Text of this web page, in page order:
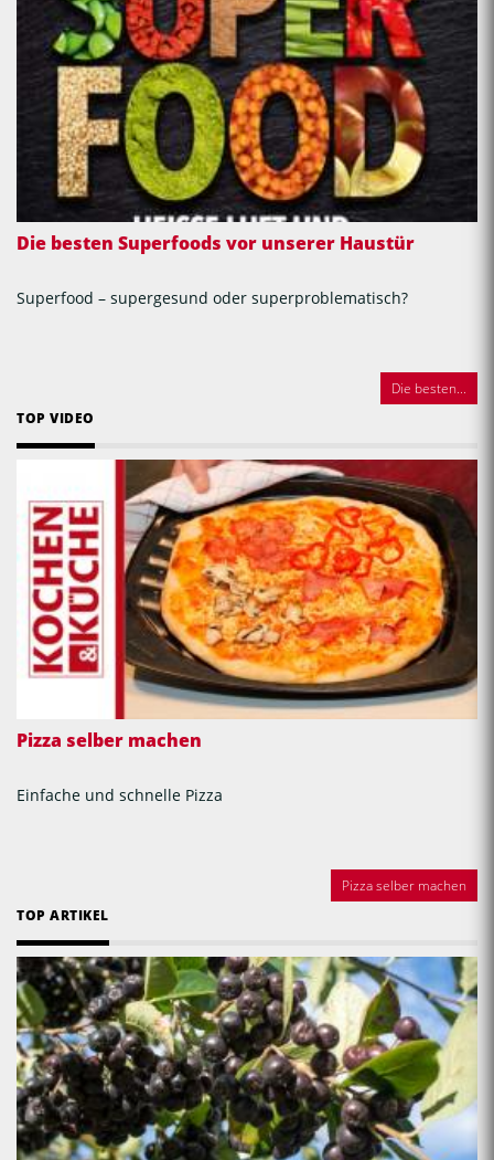
Die besten Superfoods vor unserer Haustür
Superfood – supergesund oder superproblematisch?
Die besten...
TOP VIDEO
Pizza selber machen
Einfache und schnelle Pizza
Pizza selber machen
TOP ARTIKEL